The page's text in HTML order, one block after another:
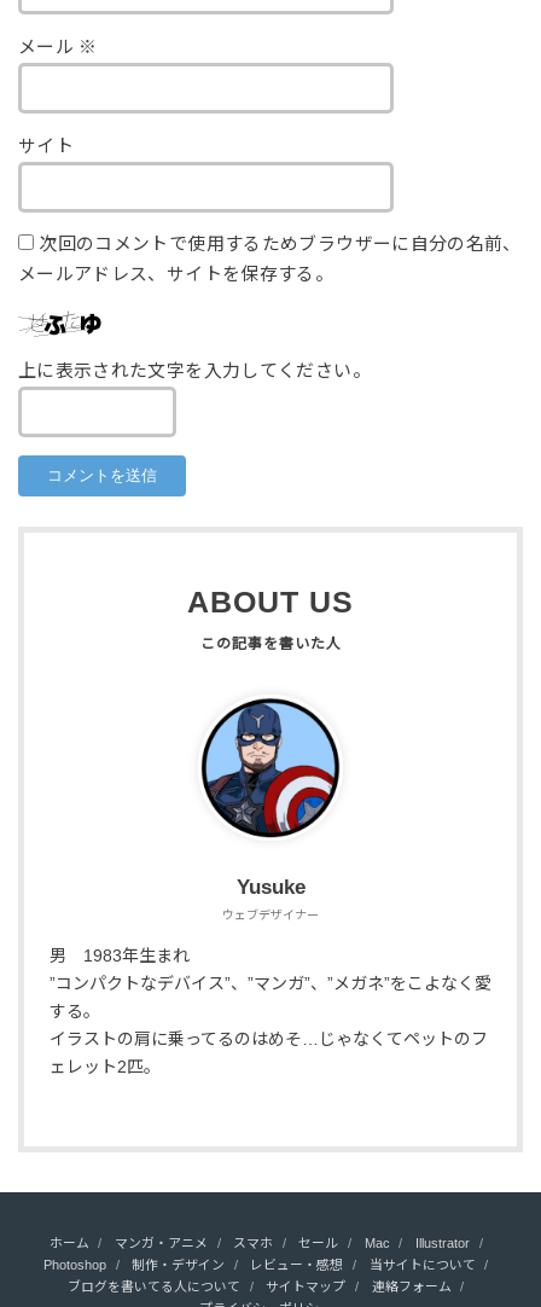
メール ※
サイト
次回のコメントで使用するためブラウザーに自分の名前、
メールアドレス、サイトを保存する。
上に表示された文字を入力してください。
ABOUT US
Yusuke
ウェブデザイナー
男 1983年生まれ
”コンパクトなデバイス”、”マンガ”、”メガネ”をこよなく愛
する。
イラストの肩に乗ってるのはめそ…じゃなくてペットのフ
ェレット2匹。
ホーム マンガ・アニメ スマホ セール Mac
Illustrator
Photoshop
制作・デザイン レビュー・感想
当サイトについて
ブログを書いてる人について
サイトマップ
連絡フォーム